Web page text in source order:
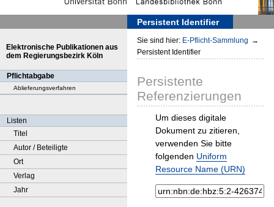
Persistent Identifier
Elektronische Publikationen aus
dem Regierungsbezirk Köln
Pflichtabgabe
Ablieferungsverfahren
Listen
Titel
Autor / Beteiligte
Ort
Verlag
Jahr
Sie sind hier: E-Pflicht-Sammlung →
Persistent Identifier
Persistente
Referenzierungen
Um dieses digitale
Dokument zu zitieren,
verwenden Sie bitte
folgenden Uniform
Resource Name (URN)